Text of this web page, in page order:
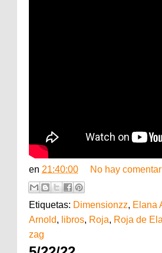
en 21:40:00 No hay
Etiquetas: Dimensionzz, Elana
Arnold, libros, Roja, Roja de
zag